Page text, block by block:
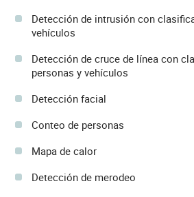
Detección de intrusión con
vehículos
Detección de cruce de línea con
personas y vehículos
Detección facial
Conteo de personas
Mapa de calor
Detección de merodeo